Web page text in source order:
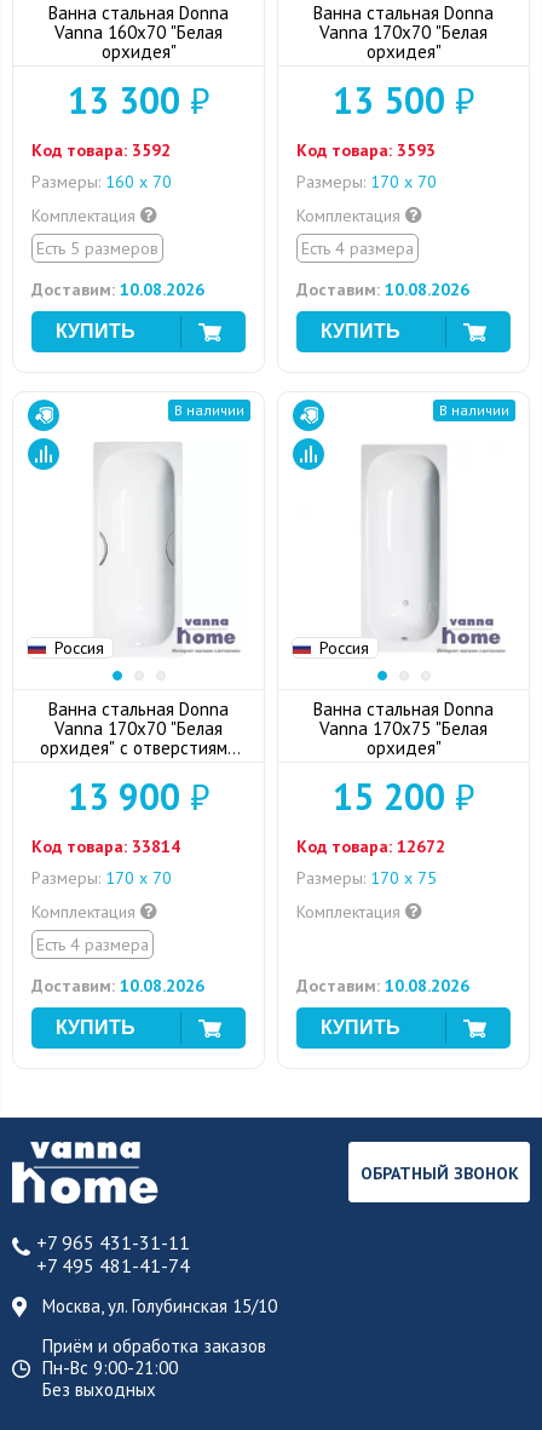
Ванна стальная Donna
Vanna 160x70 "Белая
орхидея"
13 300 ₽
Код товара: 3592
Размеры: 160 х 70
Комплектация
Есть 5 размеров
Доставим: 10.08.2026
Ванна стальная Donna
Vanna 170x70 "Белая
орхидея"
13 500 ₽
Код товара: 3593
Размеры: 170 х 70
Комплектация
Есть 4 размера
Доставим: 10.08.2026
Россия
В наличии
Ванна стальная Donna
Vanna 170x70 "Белая
орхидея" с отверстиями
13 900 ₽
Код товара: 33814
Размеры: 170 х 70
Комплектация
Есть 4 размера
Доставим: 10.08.2026
Россия
В наличии
Ванна стальная Donna
Vanna 170x75 "Белая
орхидея"
15 200 ₽
Код товара: 12672
Размеры: 170 х 75
Комплектация
Доставим: 10.08.2026
+7 965 431-31-11
+7 495 481-41-74
Москва, ул. Голубинская 15/10
Приём и обработка заказов
Пн-Вс 9:00-21:00
Без выходных
ОБРАТНЫЙ ЗВОНОК